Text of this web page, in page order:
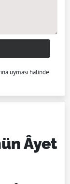
na uyması halinde
Âyet